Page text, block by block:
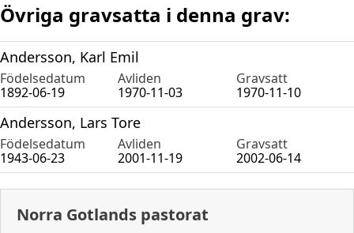
Övriga gravsatta i denna grav:
Andersson, Karl Emil
Födelsedatum Avliden
Gravsatt
1892-06-19
1970-11-03 1970-11-10
Andersson, Lars Tore
Födelsedatum Avliden
Gravsatt
1943-06-23
2001-11-19 2002-06-14
Norra Gotlands pastorat